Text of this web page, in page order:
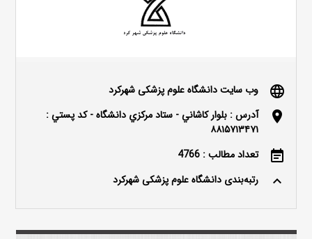
language وب سایت دانشگاه علوم پزشکی شهرکرد
location_on
آدرس : بلوار كاشاني - ستاد مركزي دانشگاه - كد پستي :
۸۸۱۵۷۱۳۴۷۱
event_note تعداد مطالب : 4766
keyboard_arrow_up رتبه‌بندی دانشگاه علوم پزشکی شهرکرد